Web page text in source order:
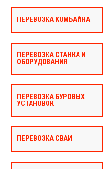
ПЕРЕВОЗКА КОМБАЙНА
ПЕРЕВОЗКА СТАНКА И
ОБОРУДОВАНИЯ
ПЕРЕВОЗКА БУРОВЫХ
УСТАНОВОК
ПЕРЕВОЗКА СВАЙ